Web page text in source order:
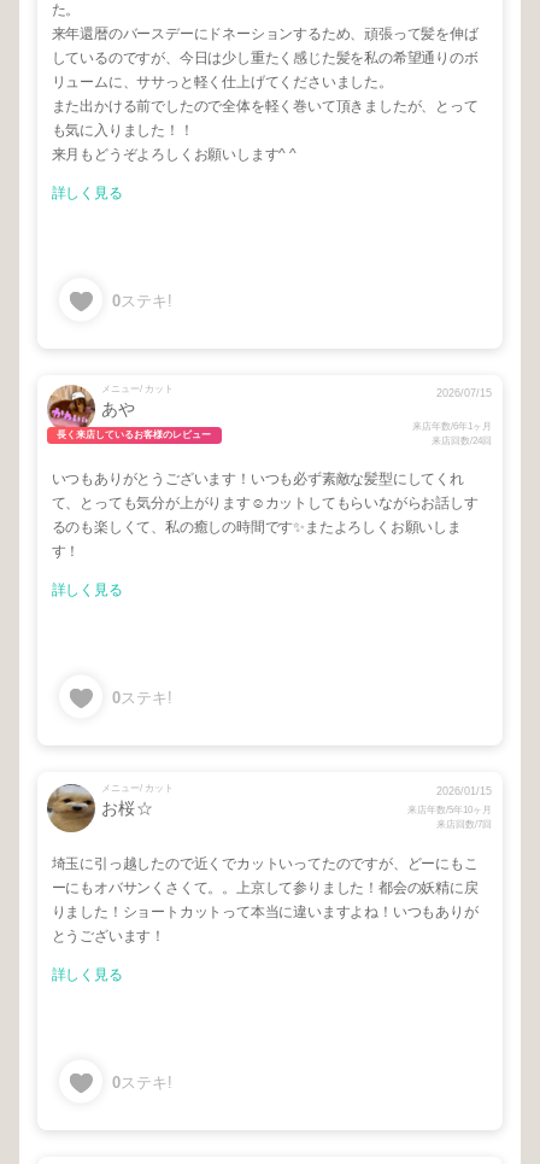
た。
来年還暦のバースデーにドネーションするため、頑張って髪を伸ば
しているのですが、今日は少し重たく感じた髪を私の希望通りのボ
リュームに、ササっと軽く仕上げてくださいました。
また出かける前でしたので全体を軽く巻いて頂きましたが、とって
も気に入りました！！
来月もどうぞよろしくお願いします^ ^
詳しく見る
0ステキ!
メニュー/ カット
あや
長く来店しているお客様のレビュー
2026/07/15
来店年数/6年1ヶ月
来店回数/24回
いつもありがとうございます！いつも必ず素敵な髪型にしてくれ
て、とっても気分が上がります☺️カットしてもらいながらお話しす
るのも楽しくて、私の癒しの時間です✨またよろしくお願いしま
す！
詳しく見る
0ステキ!
メニュー/ カット
お桜☆
2026/01/15
来店年数/5年10ヶ月
来店回数/7回
埼玉に引っ越したので近くでカットいってたのですが、どーにもこ
ーにもオバサンくさくて。。上京して参りました！都会の妖精に戻
りました！ショートカットって本当に違いますよね！いつもありが
とうございます！
詳しく見る
0ステキ!